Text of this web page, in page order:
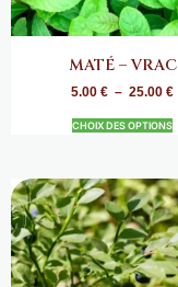
MATÉ – VRAC
5.00 € – 25.00 €
CHOIX DES OPTIONS